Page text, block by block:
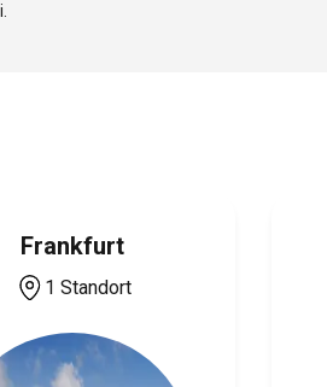
Frankfurt
1 Standort